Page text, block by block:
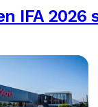
IFA